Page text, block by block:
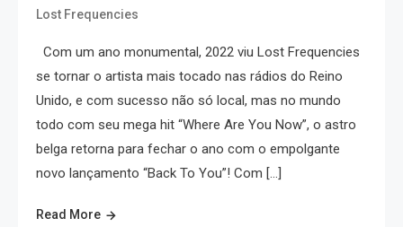
Lost Frequencies
Com um ano monumental, 2022 viu Lost Frequencies
se tornar o artista mais tocado nas rádios do Reino
Unido, e com sucesso não só local, mas no mundo
todo com seu mega hit “Where Are You Now”, o astro
belga retorna para fechar o ano com o empolgante
novo lançamento “Back To You”! Com […]
Read More